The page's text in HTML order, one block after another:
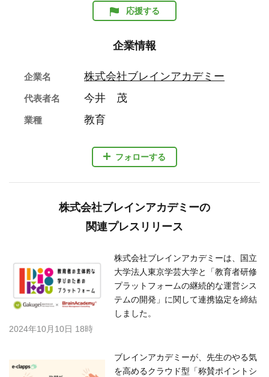
応援する
企業情報
フォローする
企業名 株式会社ブレインアカデミー
代表者名 今井 茂
業種 教育
株式会社ブレインアカデミーの
関連プレスリリース
株式会社ブレインアカデミーは、国立
大学法人東京学芸大学と「教育者研修
プラットフォームの継続的な運営シス
テムの開発」に関して連携協定を締結
しました。
2024年10月10日 18時
ブレインアカデミーが、先生のやる気
を高めるクラウド型「称賛ポイントシ